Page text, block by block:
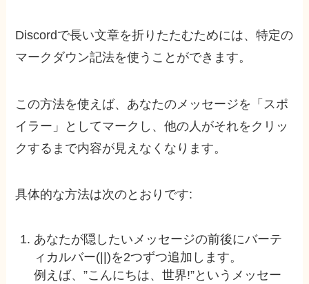
Discordで長い文章を折りたたむためには、特定の
マークダウン記法を使うことができます。
この方法を使えば、あなたのメッセージを「スポ
イラー」としてマークし、他の人がそれをクリッ
クするまで内容が見えなくなります。
具体的な方法は次のとおりです:
あなたが隠したいメッセージの前後にバーテ
ィカルバー(||)を2つずつ追加します。
例えば、”こんにちは、世界!”というメッセー